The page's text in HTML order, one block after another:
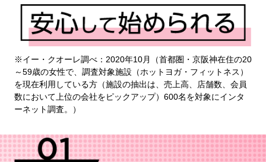
※イー・クオーレ調べ：2020年10月（首都圏・京阪神在住の20
～59歳の女性で、調査対象施設（ホットヨガ・フィットネス）
を現在利用している方（施設の抽出は、売上高、店舗数、会員
数において上位の会社をピックアップ）600名を対象にインタ
ーネット調査。）